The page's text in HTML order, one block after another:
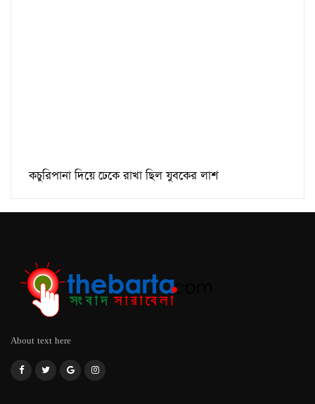
কচুরিপানা দিয়ে ঢেকে রাখা ছিল যুবকের লাশ
About text here